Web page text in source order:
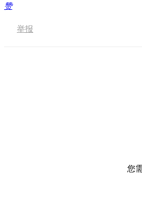
赞
举报
您